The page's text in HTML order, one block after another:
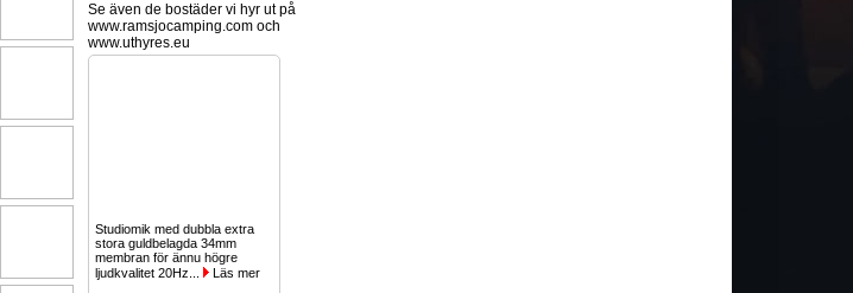
Se även de bostäder vi hyr ut på
www.ramsjocamping.com och
www.uthyres.eu
Studiomik med dubbla extra
stora guldbelagda 34mm
membran för ännu högre
ljudkvalitet 20Hz...
Läs mer